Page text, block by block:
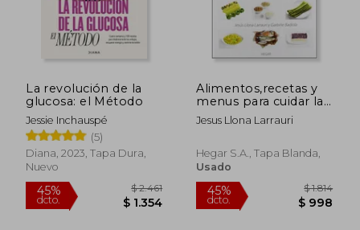
45% 50%
La revolución de la
glucosa: el Método
Jessie Inchauspé
(5)
Diana, 2023, Tapa Dura,
Nuevo
Alimentos,recetas y
menus para cuidar la
salud
Jesus Llona Larrauri
Hegar S.A., Tapa Blanda,
Usado